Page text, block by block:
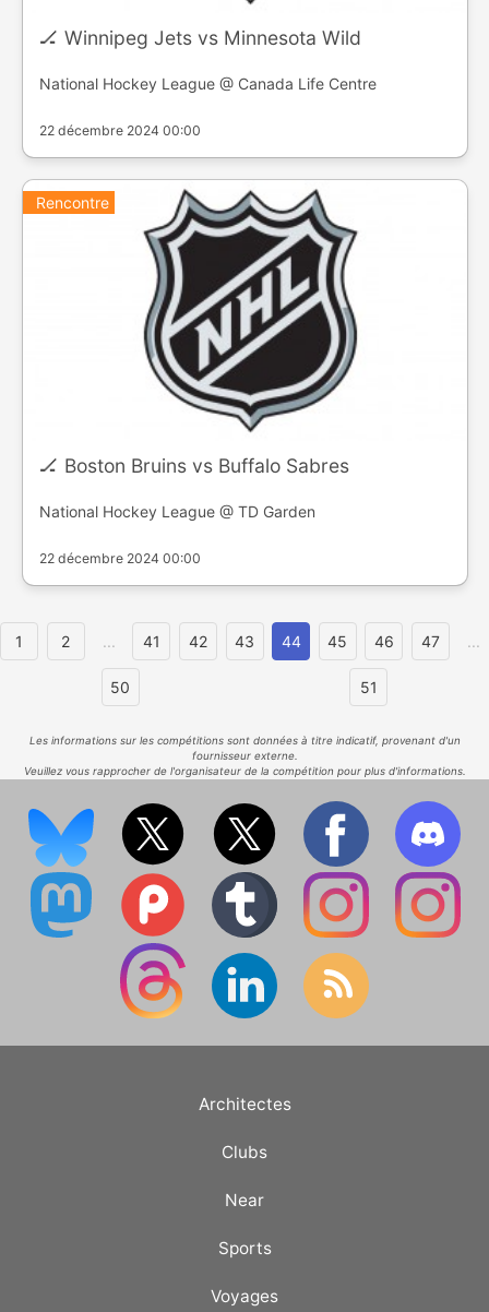
🏒 Winnipeg Jets vs Minnesota Wild
National Hockey League @ Canada Life Centre
22 décembre 2024 00:00
Rencontre
🏒 Boston Bruins vs Buffalo Sabres
National Hockey League @ TD Garden
22 décembre 2024 00:00
1 2 ... 41 42 43 44 45 46 47 ...
50 51
Les informations sur les compétitions sont données à titre indicatif, provenant d'un
fournisseur externe.
Veuillez vous rapprocher de l'organisateur de la compétition pour plus d'informations.
Architectes
Clubs
Near
Sports
Voyages